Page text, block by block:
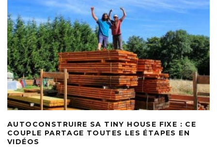
AUTOCONSTRUIRE SA TINY HOUSE FIXE : CE
COUPLE PARTAGE TOUTES LES ÉTAPES EN
VIDÉOS